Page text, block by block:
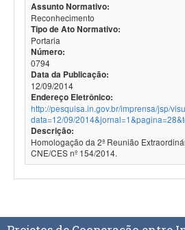
Assunto Normativo:
Reconhecimento
Tipo de Ato Normativo:
Portaria
Número:
0794
Data da Publicação:
12/09/2014
Endereço Eletrônico:
http://pesquisa.in.gov.br/imprensa/jsp/
data=12/09/
Descrição:
Homologação da 2ª Reunião
CNE/CES nº 154/2014.